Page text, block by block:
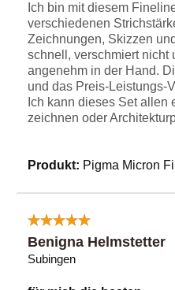
Ich bin mit diesem
verschiedenen
Zeichnungen, Skizzen
schnell, verschmiert nicht
angenehm in der Hand.
und das Preis-Leistungs-
Ich kann dieses Set allen
zeichnen oder
Produkt: Pigma Micron
Benigna Helmstetter
Subingen